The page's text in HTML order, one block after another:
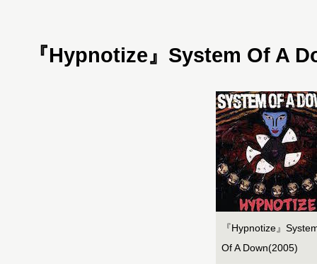
『Hypnotize』System Of A
『Hypnotize』
Of A Down(2005)